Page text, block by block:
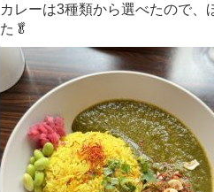
カレーは3種類から選べたので
た🥬